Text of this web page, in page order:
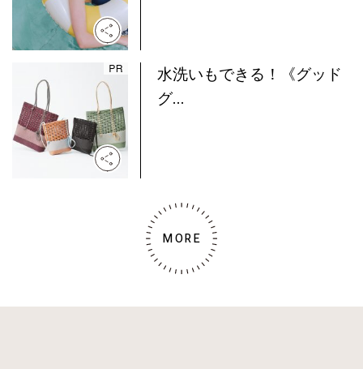
水洗いもできる！《グッド
グ...
MORE